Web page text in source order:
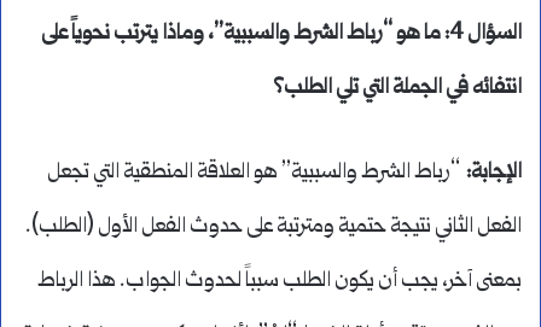
السؤال 4: ما هو “رباط الشرط والسببية”، وماذا يترتب نحوياً على
انتفائه في الجملة التي تلي الطلب؟
الإجابة: “رباط الشرط والسببية” هو العلاقة المنطقية التي تجعل
الفعل الثاني نتيجة حتمية ومترتبة على حدوث الفعل الأول (الطلب).
بمعنى آخر، يجب أن يكون الطلب سبباً لحدوث الجواب. هذا الرباط